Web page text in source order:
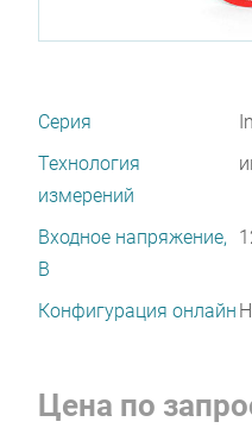
Серия
Технология
измерений
Входное напряжение,
В
Конфигурация онлайн
Цена по